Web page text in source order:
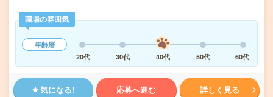
職場の雰囲気
年齢層
20代
30代 40代 50代 60代
気になる! 応募へ進む 詳しく見る